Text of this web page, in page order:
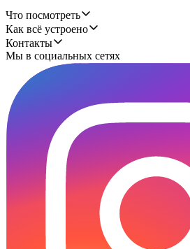
Что посмотреть
Как всё устроено
Контакты
Мы в социальных сетях